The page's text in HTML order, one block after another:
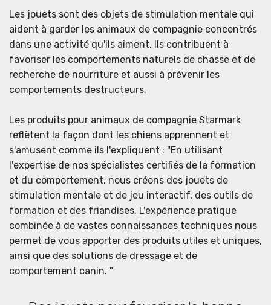
Les jouets sont des objets de stimulation mentale qui
aident à garder les animaux de compagnie concentrés
dans une activité qu'ils aiment. Ils contribuent à
favoriser les comportements naturels de chasse et de
recherche de nourriture et aussi à prévenir les
comportements destructeurs.
Les produits pour animaux de compagnie Starmark
reflètent la façon dont les chiens apprennent et
s'amusent comme ils l'expliquent : "En utilisant
l'expertise de nos spécialistes certifiés de la formation
et du comportement, nous créons des jouets de
stimulation mentale et de jeu interactif, des outils de
formation et des friandises. L'expérience pratique
combinée à de vastes connaissances techniques nous
permet de vous apporter des produits utiles et uniques,
ainsi que des solutions de dressage et de
comportement canin. "